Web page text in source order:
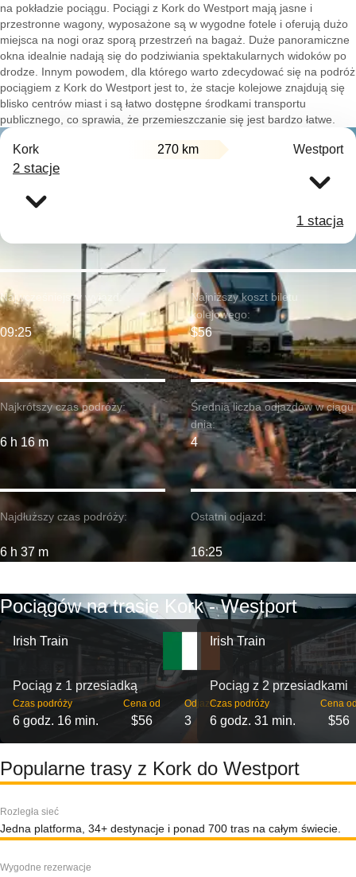
na pokładzie pociągu. Pociągi z Kork do Westport mają jasne i
przestronne wagony, wyposażone są w wygodne fotele i oferują dużo
miejsca na nogi oraz sporą przestrzeń na bagaż. Duże panoramiczne
okna idealnie nadają się do podziwiania spektakularnych widoków po
drodze. Innym powodem, dla którego warto zdecydować się na podróż
pociągiem z Kork do Westport jest to, że stacje kolejowe znajdują się
blisko centrów miast i są łatwo dostępne środkami transportu
publicznego, co sprawia, że przemieszczanie się jest bardzo łatwe.
Kork 270 km Westport
2 stacje
1 stacja
Najkrótszy czas podróży:
6 h 16 m
Najwcześniejszy wyjazd:
09:25
Najdłuższy czas podróży:
6 h 37 m
Najniższy koszt biletu
kolejowego:
$56
Średnia liczba odjazdów w ciągu
dnia:
4
Ostatni odjazd:
16:25
Pociągów na trasie Kork - Westport
Irish Train
Pociąg z 1 przesiadką
Czas podróży
6 godz. 16 min.
Cena od
$56
Odjazdy
3
Irish Train
Pociąg z 2 przesiadkami
Czas podróży
6 godz. 31 min.
Cena
$56
Popularne trasy z Kork do Westport
Rozległa sieć
Jedna platforma, 34+ destynacje i ponad 700 tras na całym świecie.
Wygodne rezerwacje